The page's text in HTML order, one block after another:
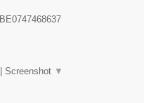
BE0747468637
Screenshot ▼